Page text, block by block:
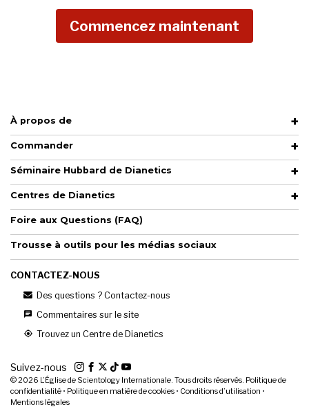
Commencez maintenant
À propos de
Commander
Séminaire Hubbard de Dianetics
Centres de Dianetics
Foire aux Questions (FAQ)
Trousse à outils pour les médias sociaux
CONTACTEZ-NOUS
Des questions ? Contactez-nous
Commentaires sur le site
Trouvez un Centre de Dianetics
Suivez-nous
© 2026 L’Église de Scientology Internationale. Tous droits réservés. Politique de
confidentialité • Politique en matière de cookies • Conditions d’utilisation •
Mentions légales